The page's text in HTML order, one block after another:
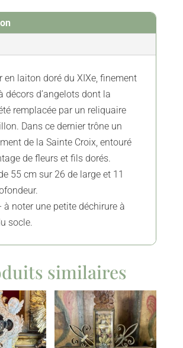
en laiton doré du XIXe, finement
décors d’angelots dont la
remplacée par un reliquaire
Dans ce dernier trône un
de la Sainte Croix, entouré
de fleurs et fils dorés.
55 cm sur 26 de large et 11
à noter une petite déchirure à
socle.
similaires